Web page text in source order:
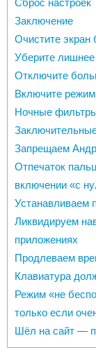
Сброс настроек
Заключение
Очистите экран
Уберите
Отключите
Включите
Ночные
Запрещаем
Отпечаток
включении «с
Устанавливаем
Ликвидируем
приложениях
Продлеваем
Клавиатура
Режим «не
только если
Шёл на сайт —